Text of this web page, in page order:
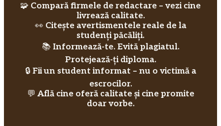
🧩 Compară firmele de redactare – vezi cine
livrează calitate.
👀 Citește avertismentele reale de la
studenți păcăliți.
📚 Informează-te. Evită plagiatul.
Protejează-ți diploma.
🔒 Fii un student informat – nu o victimă a
escrocilor.
💬 Află cine oferă calitate și cine promite
doar vorbe.